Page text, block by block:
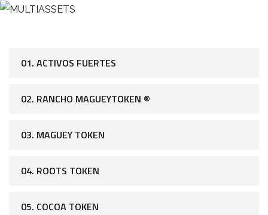
01. ACTIVOS FUERTES
02. RANCHO MAGUEYTOKEN ®
03. MAGUEY TOKEN
04. ROOTS TOKEN
05. COCOA TOKEN